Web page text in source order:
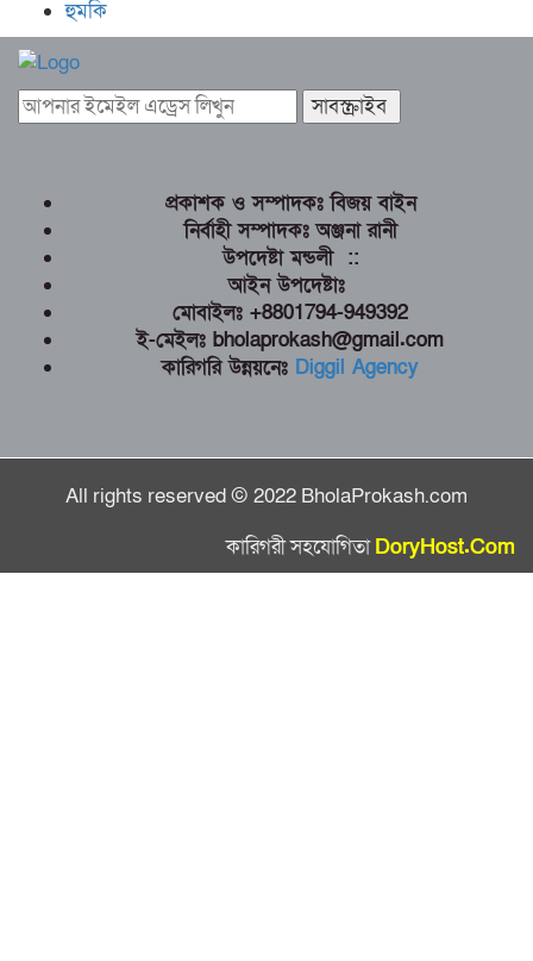
হুমকি
প্রকাশক ও সম্পাদকঃ বিজয় বাইন
নির্বাহী সম্পাদকঃ অঞ্জনা রানী
উপদেষ্টা মন্ডলী ::
আইন উপদেষ্টাঃ
মোবাইলঃ +8801794-949392
ই-মেইলঃ bholaprokash@gmail.com
কারিগরি উন্নয়নেঃ Diggil Agency
All rights reserved © 2022 BholaProkash.com
কারিগরী সহযোগিতাDoryHost.Com